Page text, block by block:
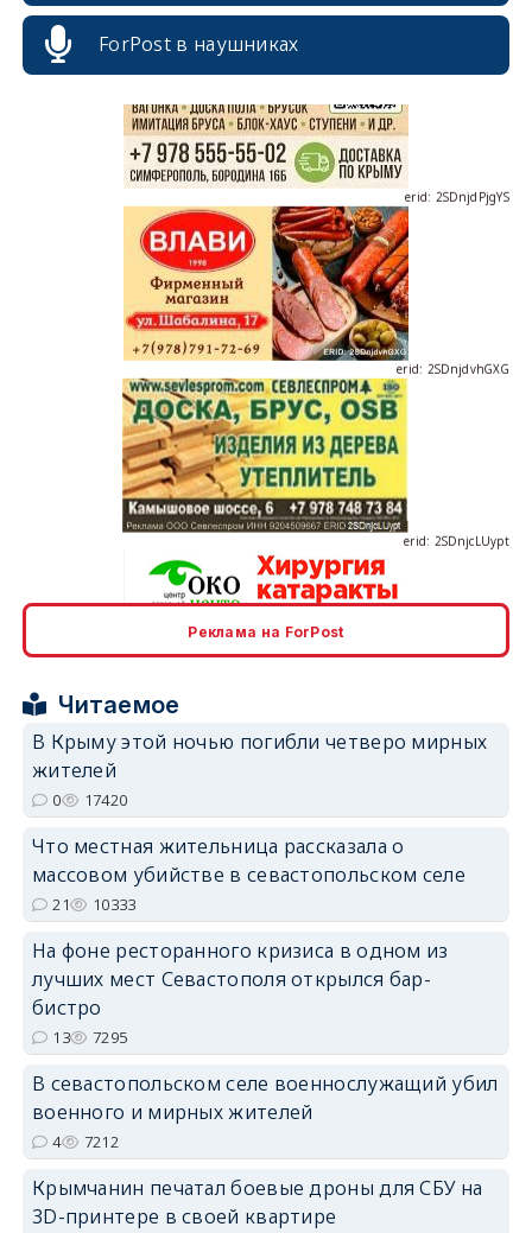
ForPost в наушниках
erid: 2SDnjdvhGXG
erid: 2SDnjdPjgYS
erid: 2SDnjdvhGXG
Реклама на ForPost
Читаемое
В Крыму этой ночью погибли четверо мирных
жителей
0 17420
Что местная жительница рассказала о
массовом убийстве в севастопольском селе
21 10333
На фоне ресторанного кризиса в одном из
лучших мест Севастополя открылся бар-
бистро
13 7295
В севастопольском селе военнослужащий убил
военного и мирных жителей
4 7212
Крымчанин печатал боевые дроны для СБУ на
3D-принтере в своей квартире